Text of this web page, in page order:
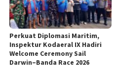
Perkuat Diplomasi Maritim,
Inspektur Kodaeral IX Hadiri
Welcome Ceremony Sail
Darwin–Banda Race 2026